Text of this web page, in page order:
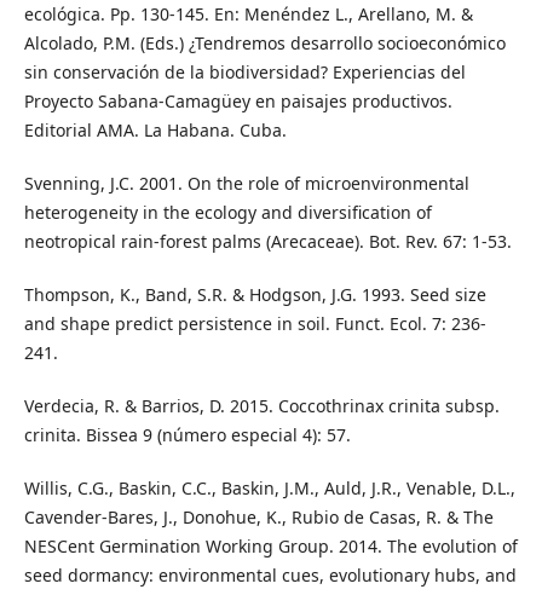
ecológica. Pp. 130-145. En: Menéndez L., Arellano, M. &
Alcolado, P.M. (Eds.) ¿Tendremos desarrollo socioeconómico
sin conservación de la biodiversidad? Experiencias del
Proyecto Sabana-Camagüey en paisajes productivos.
Editorial AMA. La Habana. Cuba.
Svenning, J.C. 2001. On the role of microenvironmental
heterogeneity in the ecology and diversification of
neotropical rain-forest palms (Arecaceae). Bot. Rev. 67: 1-53.
Thompson, K., Band, S.R. & Hodgson, J.G. 1993. Seed size
and shape predict persistence in soil. Funct. Ecol. 7: 236-
241.
Verdecia, R. & Barrios, D. 2015. Coccothrinax crinita subsp.
crinita. Bissea 9 (número especial 4): 57.
Willis, C.G., Baskin, C.C., Baskin, J.M., Auld, J.R., Venable, D.L.,
Cavender-Bares, J., Donohue, K., Rubio de Casas, R. & The
NESCent Germination Working Group. 2014. The evolution of
seed dormancy: environmental cues, evolutionary hubs, and